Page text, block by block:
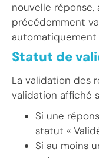
nouvelle réponse,
précédemment
automatiquement
Statut de
La validation des
validation affiché
Si une
statut «
Si au moins